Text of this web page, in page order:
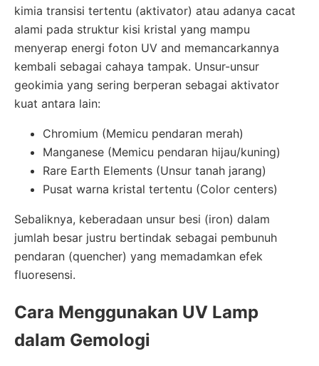
kimia transisi tertentu (aktivator) atau adanya cacat
alami pada struktur kisi kristal yang mampu
menyerap energi foton UV and memancarkannya
kembali sebagai cahaya tampak. Unsur-unsur
geokimia yang sering berperan sebagai aktivator
kuat antara lain:
Chromium (Memicu pendaran merah)
Manganese (Memicu pendaran hijau/kuning)
Rare Earth Elements (Unsur tanah jarang)
Pusat warna kristal tertentu (Color centers)
Sebaliknya, keberadaan unsur besi (iron) dalam
jumlah besar justru bertindak sebagai pembunuh
pendaran (quencher) yang memadamkan efek
fluoresensi.
Cara Menggunakan UV Lamp
dalam Gemologi